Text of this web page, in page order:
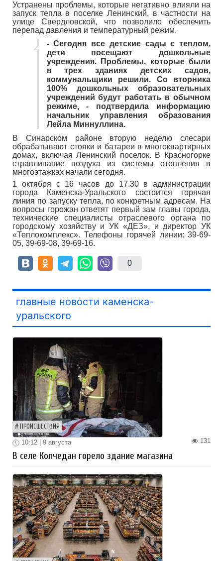
Устранены проблемы, которые негативно влияли на
запуск тепла в поселке Ленинский, в частности на
улице Свердловской, что позволило обеспечить
перепад давления и температурный режим.
- Сегодня все детские сады с теплом,
дети посещают дошкольные
учреждения. Проблемы, которые были
в трех зданиях детских садов,
коммунальщики решили. Со вторника
100% дошкольных образовательных
учреждений будут работать в обычном
режиме, - подтвердила информацию
начальник управления образования
Лейла Миннуллина.
В Синарском районе вторую неделю слесари
обрабатывают стояки и батареи в многоквартирных
домах, включая Ленинский поселок. В Красногорке
стравливание воздуха из системы отопления в
многоэтажках начали сегодня.
1 октября с 16 часов до 17.30 в администрации
города Каменска-Уральского состоится горячая
линия по запуску тепла, по конкретным адресам. На
вопросы горожан ответят первый зам главы города,
технические специалисты отраслевого органа по
городскому хозяйству и УК «ДЕЗ», и директор УК
«Теплокомплекс». Телефоны горячей линии: 39-69-
05, 39-69-08, 39-69-16.
0
главные новости каменска-
уральского
ПРОИСШЕСТВИЯ
131
10:12 | 9 августа
В селе Колчедан горело здание магазина